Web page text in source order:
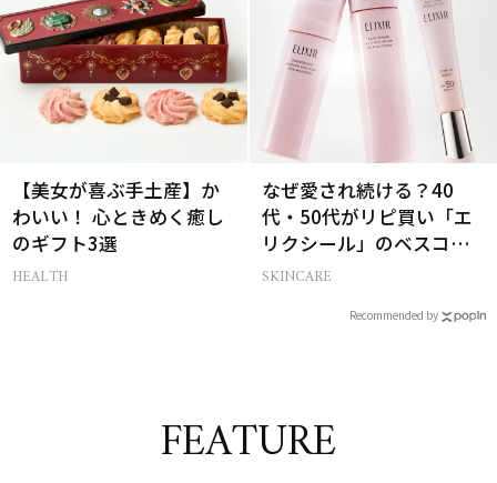
【美女が喜ぶ手土産】か
わいい！ 心ときめく癒し
のギフト3選
HEALTH
なぜ愛され続ける？40
代・50代がリピ買い「エ
リクシール」のベスコス
受賞名品3選
SKINCARE
Recommended by
FEATURE